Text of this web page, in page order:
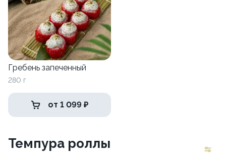
Гребень запеченный
280 г
от 1 099 ₽
Темпура роллы